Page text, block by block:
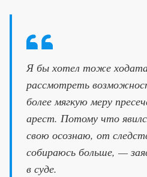
Я бы хотел тоже
рассмотреть
более мягкую меру
арест. Потому что
свою осознаю, от
собираюсь больше, —
в суде.